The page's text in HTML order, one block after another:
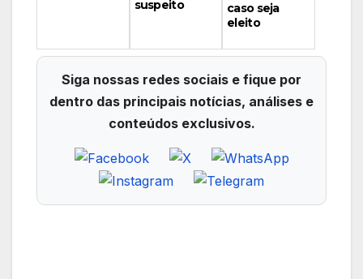
suspeito
caso seja
eleito
Siga nossas redes sociais e fique por
dentro das principais notícias, análises e
conteúdos exclusivos.